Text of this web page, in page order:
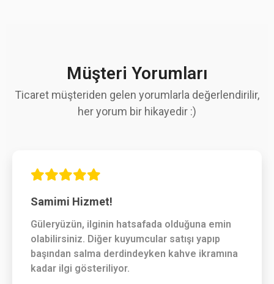
Müşteri Yorumları
Ticaret müşteriden gelen yorumlarla değerlendirilir,
her yorum bir hikayedir :)
Samimi Hizmet!
Güleryüzün, ilginin hatsafada olduğuna emin
olabilirsiniz. Diğer kuyumcular satışı yapıp
başından salma derdindeyken kahve ikramına
kadar ilgi gösteriliyor.